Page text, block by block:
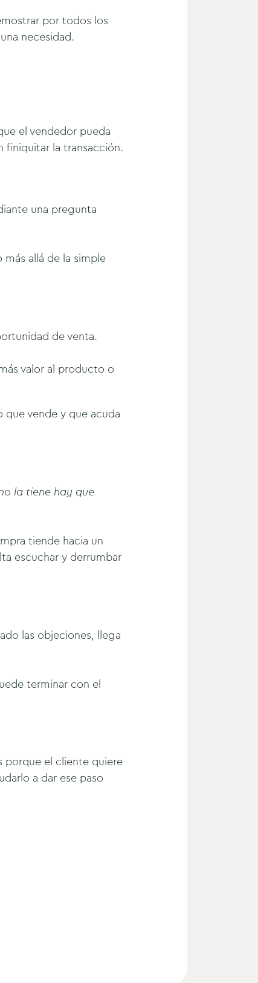
por todos los
necesidad.
el vendedor pueda
la transacción.
una pregunta
allá de la simple
de venta.
valor al producto o
que vende y que acuda
la tiene hay que
tiende hacia un
escuchar y derrumbar
las objeciones, llega
terminar con el
porque el cliente quiere
a dar ese paso